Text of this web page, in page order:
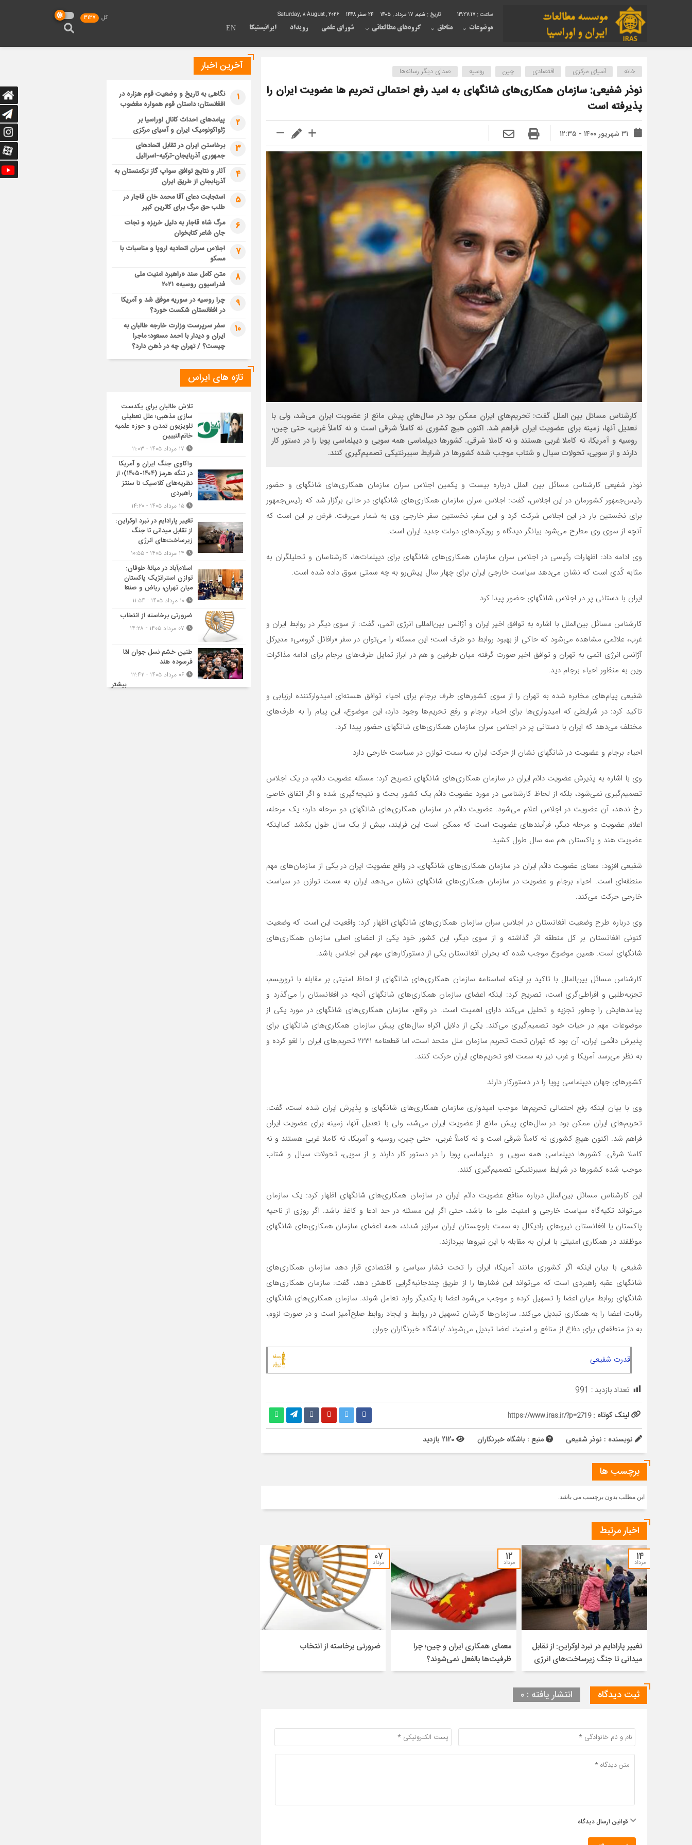
13:27:18 تاریخ : شنبه, ۱۷ مرداد , ۱۴۰۵ 24 صفر 1448
موضوعات مناطق گروه‌های مطالعاتی شورای علمی رویداد ایرانیستیکا EN
کل 3137
خانه آسیای مرکزی اقتصادی چین روسیه صدای دیگر رسانه‌ها
نوذر شفیعی: سازمان همکاری‌های شانگهای به امید رفع احتمالی تحریم ها عضویت ایران را
پذیرفته است
۳۱ شهریور ۱۴۰۰ - ۱۲:۳۵
کارشناس مسائل بین الملل گفت: تحریم‌های ایران ممکن بود در سال‌های پیش مانع از عضویت ایران می‌شد، ولی با
تعدیل آنها، زمینه برای عضویت ایران فراهم شد. اکنون هیچ کشوری نه کاملاً شرقی است و نه کاملاً غربی، حتی چین،
روسیه و آمریکا، نه کاملا غربی هستند و نه کاملا شرقی. کشور‌ها دیپلماسی همه سویی و دیپلماسی پویا را در دستور کار
دارند و از سویی، تحولات سیال و شتاب موجب شده کشور‌ها در شرایط سیبرنتیکی تصمیم‌گیری کنند.
نوذر شفیعی کارشناس مسائل بین الملل درباره بیست و یکمین اجلاس سران سازمان همکاری‌های شانگهای و حضور
رئیس‌جمهور کشورمان در این اجلاس، گفت: اجلاس سران سازمان همکاری‌های شانگهای در حالی برگزار شد که رئیس‌جمهور
برای نخستین بار در این اجلاس شرکت کرد و این سفر، نخستین سفر خارجی وی به شمار می‌رفت. فرض بر این است که
آنچه از سوی وی مطرح می‌شود بیانگر دیدگاه و رویکرد‌های دولت جدید ایران است.
وی ادامه داد: اظهارات رئیسی در اجلاس سران سازمان همکاری‌های شانگهای برای دیپلمات‌ها، کارشناسان و تحلیلگران به
مثابه کُدی است که نشان می‌دهد سیاست خارجی ایران برای چهار سال پیش‌رو به چه سمتی سوق داده شده است.
ایران با دستانی پر در اجلاس شانگهای حضور پیدا کرد
کارشناس مسائل بین‌الملل با اشاره به توافق اخیر ایران و آژانس بین‌المللی انرژی اتمی، گفت: از سوی دیگر در روابط ایران و
غرب، علائمی مشاهده می‌شود که حاکی از بهبود روابط دو طرف است؛ این مسئله را می‌توان در سفر «رافائل گروسی» مدیرکل
آژانس انرژی اتمی به تهران و توافق اخیر صورت گرفته میان طرفین و هم در ابراز تمایل طرف‌های برجام برای ادامه مذاکرات
وین به منظور احیاء برجام دید​.
شفیعی پیام‌های مخابره شده به تهران را از سوی کشور‌های طرف برجام برای احیاء توافق هسته‌ای امیدوارکننده ارزیابی و
تاکید کرد: در شرایطی که امیدواری‌ها برای احیاء برجام و رفع تحریم‌ها وجود دارد، این موضوع، این پیام را به طرف‌های
مختلف می‌دهد که ایران با دستانی پر در اجلاس سران سازمان همکاری‌های شانگهای حضور پیدا کرد.
احیاء برجام و عضویت در شانگهای نشان از حرکت ایران به سمت توازن در سیاست خارجی دارد
وی با اشاره به پذیرش عضویت دائم ایران در سازمان همکاری‌های شانگهای تصریح کرد: مسئله عضویت دائم، در یک اجلاس
تصمیم‌گیری نمی‌شود، بلکه از لحاظ کارشناسی در مورد عضویت دائم یک کشور بحث و نتیجه‌گیری شده و اگر اتفاق خاصی
رخ ندهد، آن عضویت در اجلاس اعلام می‌شود. عضویت دائم در سازمان همکاری‌های شانگهای دو مرحله دارد؛ یک مرحله،
اعلام عضویت و مرحله دیگر، فرآیند‌های عضویت است که ممکن است این فرایند، بیش از یک سال طول بکشد کمااینکه
عضویت هند و پاکستان هم سه سال طول کشید.
شفیعی افزود: معنای عضویت دائم ایران در سازمان همکاری‌های شانگهای، در واقع عضویت ایران در یکی از سازمان‌های مهم
منطقه‌ای است. احیاء برجام و عضویت در سازمان همکاری‌های شانگهای نشان می‌دهد ایران به سمت توازن در سیاست
خارجی حرکت می‌کند.
وی درباره طرح وضعیت افغانستان در اجلاس سران سازمان همکاری‌های شانگهای اظهار کرد: واقعیت این است که وضعیت
کنونی افغانستان بر کل منطقه اثر گذاشته و از سوی دیگر، این کشور خود یکی از اعضای اصلی سازمان همکاری‌های
شانگهای است. همین موضوع موجب شده که بحران افغانستان یکی از دستورکار‌های مهم این اجلاس باشد.
کارشناس مسائل بین‌الملل با تاکید بر اینکه اساسنامه سازمان همکاری‌های شانگهای از لحاظ امنیتی بر مقابله با تروریسم،
تجزیه‌طلبی و افراطی‌گری است، تصریح کرد: اینکه اعضای سازمان همکاری‌های شانگهای آنچه در افغانستان را می‌گذرد و
پیامدهایش را چطور تجزیه و تحلیل می‌کند دارای اهمیت است. در واقع، سازمان همکاری‌های شانگهای در مورد یکی از
موضوعات مهم در حیات خود تصمیم‌گیری می‌کند. یکی از دلایل اکراه سال‌های پیش سازمان همکاری‌های شانگهای برای
پذیرش دائمی ایران، آن بود که تهران تحت تحریم سازمان ملل متحد است، اما قطعنامه ۲۲۳۱ تحریم‌های ایران را لغو کرده و
به نظر می‌رسد آمریکا و غرب نیز به سمت لغو تحریم‌های ایران حرکت کنند.
کشور‌های جهان دیپلماسی پویا را در دستورکار دارند
وی با بیان اینکه رفع احتمالی تحریم‌ها موجب امیدواری سازمان همکاری‌های شانگهای و پذیرش ایران شده است، گفت:
تحریم‌های ایران ممکن بود در سال‌های پیش مانع از عضویت ایران می‌شد، ولی با تعدیل آنها، زمینه برای عضویت ایران
فراهم شد. اکنون هیچ کشوری نه کاملاً شرقی است و نه کاملاً غربی، حتی چین، روسیه و آمریکا، نه کاملا غربی هستند و نه
کاملا شرقی. کشور‌ها دیپلماسی همه سویی و دیپلماسی پویا را در دستور کار دارند و از سویی، تحولات سیال و شتاب
موجب شده کشور‌ها در شرایط سیبرنتیکی تصمیم‌گیری کنند.
این کارشناس مسائل بین‌الملل درباره منافع عضویت دائم ایران در سازمان همکاری‌های شانگهای اظهار کرد: یک سازمان
می‌تواند تکیه‌گاه سیاست خارجی و امنیت ملی ما باشد، حتی اگر این مسئله در حد ادعا و کاغذ باشد. اگر روزی از ناحیه
پاکستان یا افغانستان نیرو‌های رادیکال به سمت بلوچستان ایران سرازیر شدند، همه اعضای سازمان همکاری‌های شانگهای
موظفند در همکاری امنیتی با ایران به مقابله با این نیرو‌ها بپردازند.
شفیعی با بیان اینکه اگر کشوری مانند آمریکا، ایران را تحت فشار سیاسی و اقتصادی قرار دهد سازمان همکاری‌های
شانگهای عقبه راهبردی است که می‌تواند این فشار‌ها را از طریق چندجانبه‌گرایی کاهش دهد، گفت: سازمان همکاری‌های
شانگهای روابط میان اعضا را تسهیل کرده و موجب می‌شود اعضا با یکدیگر وارد تعامل شوند. سازمان همکاری‌های شانگهای
رقابت اعضا را به همکاری تبدیل می‌کند. سازمان‌ها کارشان تسهیل در روابط و ایجاد روابط صلح‌آمیز است و در صورت لزوم،
به دژ منطقه‌ای برای دفاع از منافع و امنیت اعضا تبدیل می‌شوند./باشگاه خبرنگاران جوان
قدرت شفیعی
تعداد بازدید : 991
لینک کوتاه :https://www.iras.ir/?p=2719
نویسنده : نوذر شفیعی منبع : باشگاه خبرنگاران
برچسب ها
این مطلب بدون برچسب می باشد.
اخبار مرتبط
۱۴
مرداد
تغییر پارادایم در نبرد اوکراین: از تقابل
میدانی تا جنگ زیرساخت‌های انرژی
۱۲
مرداد
معمای همکاری ایران و چین؛ چرا
ظرفیت‌ها بالفعل نمی‌شوند؟
۰۷
مرداد
ضرورتی برخاسته از انتخاب
ثبت دیدگاه انتشار یافته : ۰
قوانین ارسال دیدگاه
آخرین اخبار
1
نگاهی به تاریخ و وضعیت قوم هزاره در
افغانستان؛ داستان قوم همواره مغضوب
2
پیامدهای احداث کانال اوراسیا بر
ژئواکونومیک ایران و آسیای مرکزی
3
برخاستن ایران در تقابل اتحادهای
جمهوری آذربایجان-ترکیه-اسرائیل
4
آثار و نتایج توافق سواپ گاز ترکمنستان به
آذربایجان از طریق ایران
5
استجابت دعای آقا محمد خان قاجار در
طلب حق مرگ برای کاترین کبیر
6
مرگ شاه قاجار به دلیل خربزه و نجات
جان شاعر کتابخوان
7
اجلاس سران اتحادیه اروپا و مناسبات با
مسکو
8
متن کامل سند «راهبرد امنیت ملی
فدراسیون روسیه» ۲۰۲۱
9
چرا روسیه در سوریه موفق شد و آمریکا
در افغانستان شکست خورد؟
10
سفر سرپرست وزارت خارجه طالبان به
ایران و دیدار با احمد مسعود؛ ماجرا
چیست؟ / تهران چه در ذهن دارد؟
تازه های ایراس
تلاش طالبان برای یکدست
سازی مذهبی؛ علل تعطیلی
تلویزیون تمدن و حوزه علمیه
خاتم‌النبیین
واکاوی جنگ ایران و آمریکا
در تنگه هرمز (۱۴۰۴-۱۴۰۵)؛ از
نظریه‌های کلاسیک تا سنتز
راهبردی
تغییر پارادایم در نبرد اوکراین:
از تقابل میدانی تا جنگ
زیرساخت‌های انرژی
اسلام‌آباد در میانۀ طوفان:
توازن استراتژیک پاکستان
میان تهران، ریاض و صنعا
ضرورتی برخاسته از انتخاب
طنین خشم نسل جوان امّا
فرسوده هند
بیشتر